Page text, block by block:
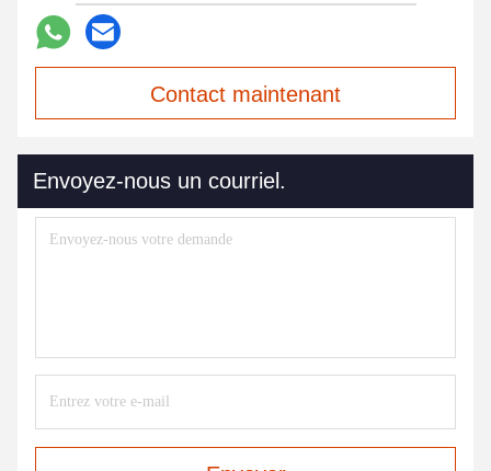
Contact maintenant
Envoyez-nous un courriel.